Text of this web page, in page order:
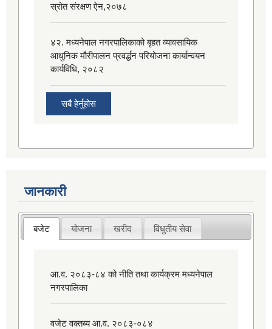
स्रोत संरक्षण ऐन,२०७८
४२. मध्यनेपाल नगरपालिकाको बृहत व्यावसायिक
आधुनिक मौरीपालन प्रवर्द्धन परियोजना कार्यान्वयन
कार्यविधि, २०८२
सबै हेर्नुहोस
जानकारी
बजेट योजना खरीद विधुतीय सेवा
आ.व. २०८३-८४ को नीति तथा कार्यक्रम मध्यनेपाल
नगरपालिका
वजेट वक्तब्य आ.व. २०८३-०८४